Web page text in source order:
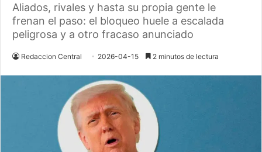
Aliados, rivales y hasta su propia gente le
frenan el paso: el bloqueo huele a escalada
peligrosa y a otro fracaso anunciado
Redaccion Central 2026-04-15 2 minutos de lectura